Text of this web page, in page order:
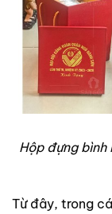
Hộp đựng
Từ đây, trong